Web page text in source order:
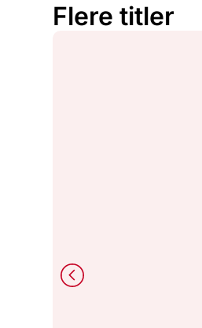
Flere titler